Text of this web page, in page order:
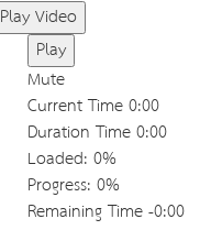
Play Video
Play
Mute
Current Time0:00
Duration Time0:00
Loaded: 0%
Progress: 0%
Remaining Time-0:00